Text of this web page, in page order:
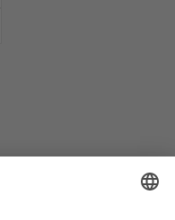
Überweisung